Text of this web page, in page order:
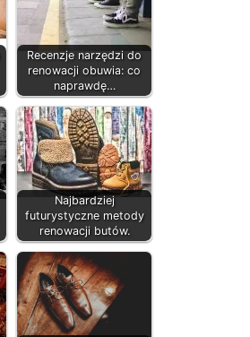
Recenzje narzędzi do
renowacji obuwia: co
naprawdę…
Najbardziej
futurystyczne metody
renowacji butów.